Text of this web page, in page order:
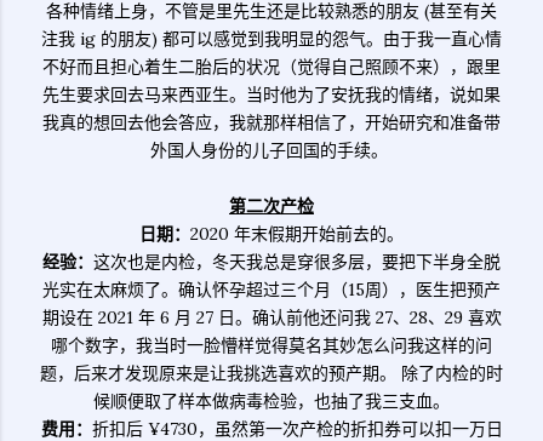
各种情绪上身，不管是里先生还是比较熟悉的朋友 (甚至有关
注我 ig 的朋友) 都可以感觉到我明显的怨气。由于我一直心情
不好而且担心着生二胎后的状况（觉得自己照顾不来），跟里
先生要求回去马来西亚生。当时他为了安抚我的情绪，说如果
我真的想回去他会答应，我就那样相信了，开始研究和准备带
外国人身份的儿子回国的手续。
第二次产检
日期： 2020 年末假期开始前去的。
经验： 这次也是内检，冬天我总是穿很多层，要把下半身全脱
光实在太麻烦了。确认怀孕超过三个月（15周），医生把预产
期设在 2021 年 6 月 27 日。确认前他还问我 27、28、29 喜欢
哪个数字，我当时一脸懵样觉得莫名其妙怎么问我这样的问
题，后来才发现原来是让我挑选喜欢的预产期。 除了内检的时
候顺便取了样本做病毒检验，也抽了我三支血。
费用： 折扣后 ¥4730，虽然第一次产检的折扣券可以扣一万日